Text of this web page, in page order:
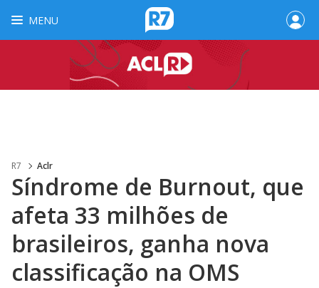
MENU
R7 Aclr
Síndrome de Burnout, que
afeta 33 milhões de
brasileiros, ganha nova
classificação na OMS